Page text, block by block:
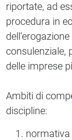
riportate, ad
procedura in
consulenziale,
delle imprese
Ambiti di
discipline:
normativa